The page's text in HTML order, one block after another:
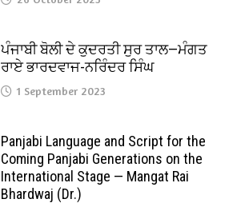
ਪੰਜਾਬੀ ਬੋਲੀ ਦੇ ਕੁਦਰਤੀ ਸੁਰ ਤਾਲ—ਮੰਗਤ
ਰਾਏ ਭਾਰਦਵਾਜ-ਨਰਿੰਦਰ ਸਿੰਘ
1 September 2023
Panjabi Language and Script for the
Coming Panjabi Generations on the
International Stage — Mangat Rai
Bhardwaj (Dr.)